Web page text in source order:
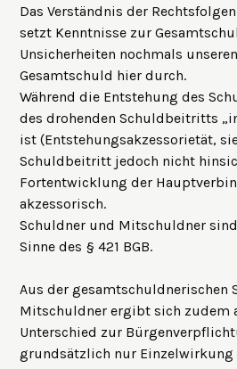
Das Verständnis der
setzt Kenntnisse zur
Unsicherheiten nochmals
Gesamtschuld hier durch.
Während die Entstehung des
des drohenden Schuldbeitritts
ist (Entstehungsakzessorietät,
Schuldbeitritt jedoch nicht
Fortentwicklung der
akzessorisch.
Schuldner und Mitschuldner
Sinne des § 421 BGB.
Aus der gesamtschuldnerischen
Mitschuldner ergibt sich zudem
Unterschied zur
grundsätzlich nur Einzelwirkung